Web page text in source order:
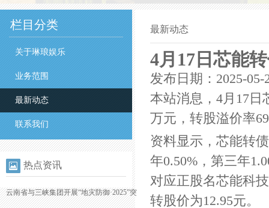
栏目分类
关于琳琅娱乐
业务范围
最新动态
联系我们
热点资讯
云南省与三峡集团开展“地灾防御·2025”突
最新动态
4月17日芯能
发布日期：2025-
本站消息，4月17日
万元，转股溢价率
资料显示，芯能转
年0.50%，第三年
对应正股名芯能科
转股价为12.95元。